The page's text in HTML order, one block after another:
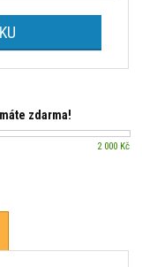
zdarma!
2 000 Kč